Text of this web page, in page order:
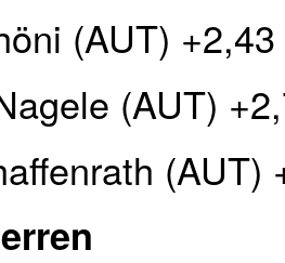
(AUT) +2,43
(AUT)
(AUT)